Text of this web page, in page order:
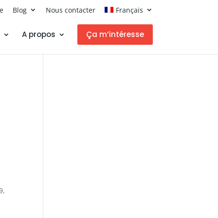
Blog Nous contacter Français
A propos Ça m’intéresse